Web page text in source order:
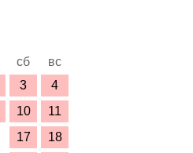
сб
вс
3
4
10
11
17
18